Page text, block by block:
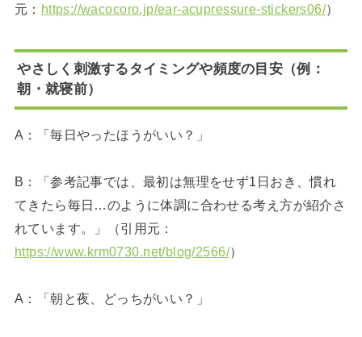
元： https://wacocoro.jp/ear-acupressure-stickers06/）
やさしく刺激するタイミングや頻度の目安（例：
朝・就寝前）
A：「毎日やったほうがいい？」
B：「参考記事では、最初は無理をせず1日おき、慣れ
てきたら毎日…のように体調に合わせる考え方が紹介さ
れています。」（引用元：
https://www.krm0730.net/blog/2566/）
A：「朝と夜、どっちがいい？」